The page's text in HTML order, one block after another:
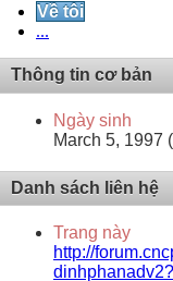
Về tôi
...
Thông tin cơ bản
Ngày sinh
March 5, 1997
Danh sách liên hệ
Trang này
http://